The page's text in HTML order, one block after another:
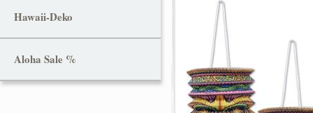
Hawaii-Deko
Aloha Sale %